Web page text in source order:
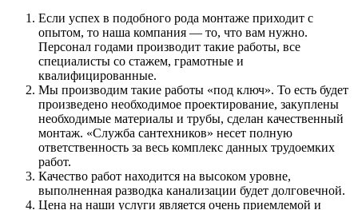
Если успех в подобного рода монтаже приходит с
опытом, то наша компания — то, что вам нужно.
Персонал годами производит такие работы, все
специалисты со стажем, грамотные и
квалифицированные.
Мы производим такие работы «под ключ». То есть будет
произведено необходимое проектирование, закуплены
необходимые материалы и трубы, сделан качественный
монтаж. «Служба сантехников» несет полную
ответственность за весь комплекс данных трудоемких
работ.
Качество работ находится на высоком уровне,
выполненная разводка канализации будет долговечной.
Цена на наши услуги является очень приемлемой и